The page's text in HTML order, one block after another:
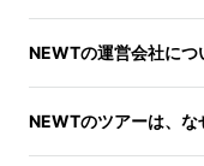
NEWTの運営会社につ
NEWTのツアーは、な